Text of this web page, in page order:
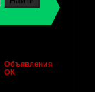
Объявления
ОК